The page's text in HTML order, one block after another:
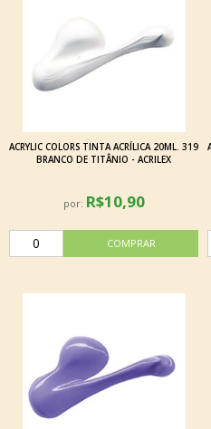
ACRYLIC COLORS TINTA ACRÍLICA 20ML. 319
BRANCO DE TITÂNIO - ACRILEX
por: R$10,90